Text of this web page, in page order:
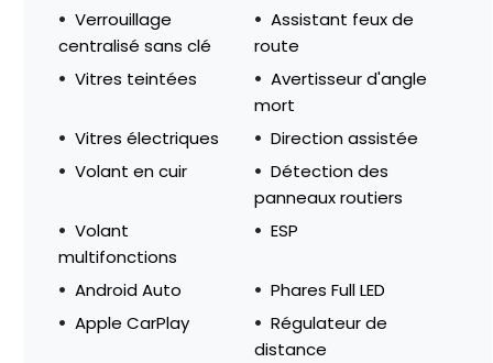
Verrouillage
centralisé sans clé
Assistant feux de
route
Vitres teintées
Avertisseur d'angle
mort
Vitres électriques
Direction assistée
Volant en cuir
Détection des
panneaux routiers
Volant
multifonctions
ESP
Android Auto
Phares Full LED
Apple CarPlay
Régulateur de
distance